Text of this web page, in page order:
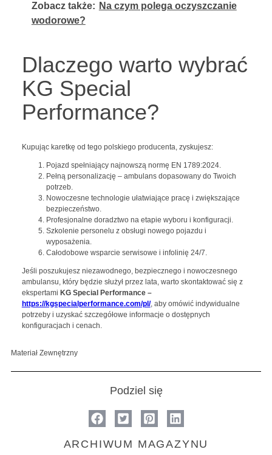
Zobacz także: Na czym polega oczyszczanie
wodorowe?
Dlaczego warto wybrać
KG Special
Performance?
Kupując karetkę od tego polskiego producenta, zyskujesz:
Pojazd spełniający najnowszą normę EN 1789:2024.
Pełną personalizację – ambulans dopasowany do Twoich
potrzeb.
Nowoczesne technologie ułatwiające pracę i zwiększające
bezpieczeństwo.
Profesjonalne doradztwo na etapie wyboru i konfiguracji.
Szkolenie personelu z obsługi nowego pojazdu i
wyposażenia.
Całodobowe wsparcie serwisowe i infolinię 24/7.
Jeśli poszukujesz niezawodnego, bezpiecznego i nowoczesnego
ambulansu, który będzie służył przez lata, warto skontaktować się z
ekspertami KG Special Performance –
https://kgspecialperformance.com/pl/, aby omówić indywidualne
potrzeby i uzyskać szczegółowe informacje o dostępnych
konfiguracjach i cenach.
Materiał Zewnętrzny
Podziel się
ARCHIWUM MAGAZYNU